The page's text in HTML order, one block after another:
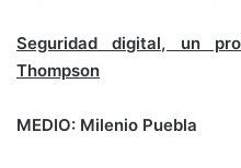
Seguridad digital, un
Thompson
MEDIO: Milenio Puebla